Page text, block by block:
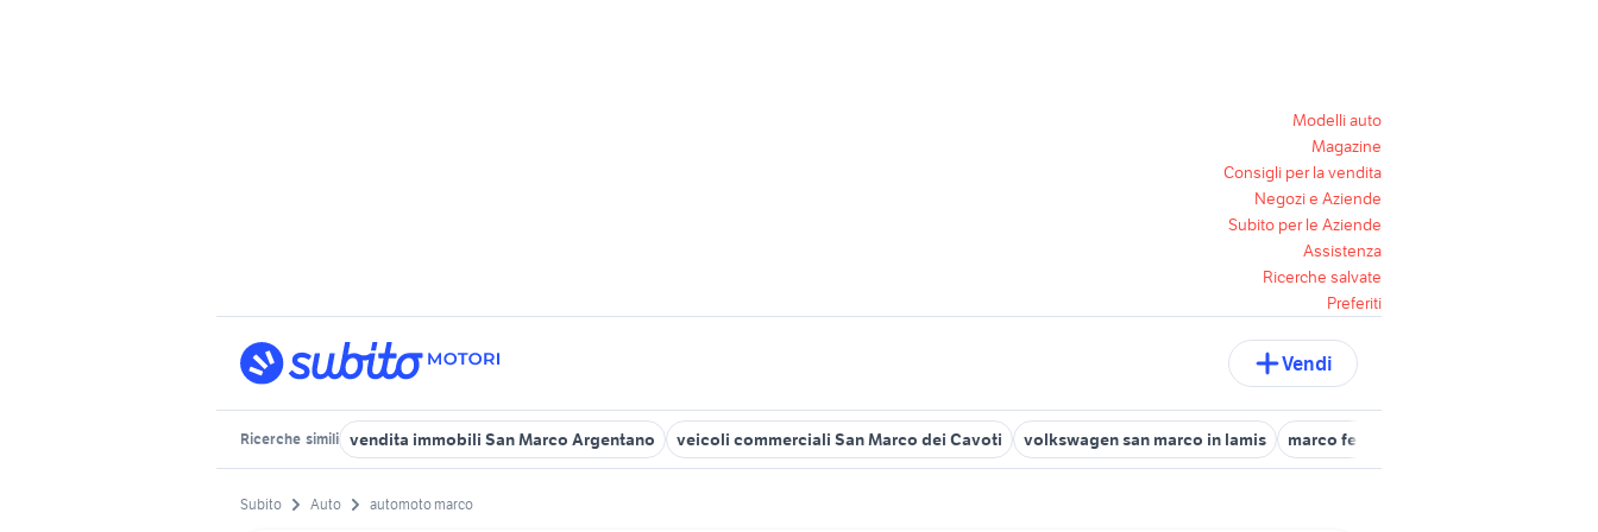
Modelli auto
Magazine
Consigli per la vendita
Negozi e Aziende
Subito per le Aziende
Assistenza
Ricerche salvate
Preferiti
Vendi
Ricerche simili vendita immobili San Marco Argentano veicoli commerciali San Marco dei Cavoti volkswagen san marco in lamis marco ferrari
Subito Auto automoto marco